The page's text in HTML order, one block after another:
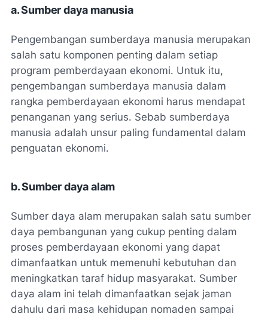
a. Sumber daya manusia
Pengembangan sumberdaya manusia merupakan
salah satu komponen penting dalam setiap
program pemberdayaan ekonomi. Untuk itu,
pengembangan sumberdaya manusia dalam
rangka pemberdayaan ekonomi harus mendapat
penanganan yang serius. Sebab sumberdaya
manusia adalah unsur paling fundamental dalam
penguatan ekonomi.
b. Sumber daya alam
Sumber daya alam merupakan salah satu sumber
daya pembangunan yang cukup penting dalam
proses pemberdayaan ekonomi yang dapat
dimanfaatkan untuk memenuhi kebutuhan dan
meningkatkan taraf hidup masyarakat. Sumber
daya alam ini telah dimanfaatkan sejak jaman
dahulu dari masa kehidupan nomaden sampai